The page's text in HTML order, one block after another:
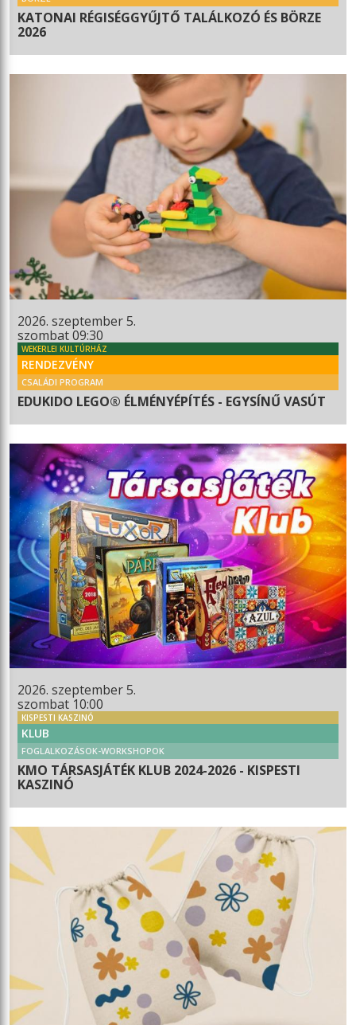
KATONAI RÉGISÉGGYŰJTŐ TALÁLKOZÓ ÉS BÖRZE
2026
2026. szeptember 5.
szombat 09:30
WEKERLEI KULTÚRHÁZ
RENDEZVÉNY
CSALÁDI PROGRAM
EDUKIDO LEGO® ÉLMÉNYÉPÍTÉS - EGYSÍNŰ VASÚT
2026. szeptember 5.
szombat 10:00
KISPESTI KASZINÓ
KLUB
FOGLALKOZÁSOK-WORKSHOPOK
KMO TÁRSASJÁTÉK KLUB 2024-2026 - KISPESTI
KASZINÓ